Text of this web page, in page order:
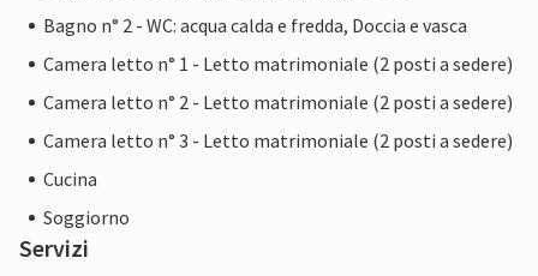
Bagno n° 2 - WC: acqua calda e fredda, Doccia e vasca
Camera letto n° 1 - Letto matrimoniale (2 posti a sedere)
Camera letto n° 2 - Letto matrimoniale (2 posti a sedere)
Camera letto n° 3 - Letto matrimoniale (2 posti a sedere)
Cucina
Soggiorno
Servizi